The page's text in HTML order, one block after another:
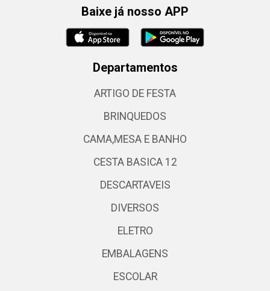
Baixe já nosso APP
Departamentos
ARTIGO DE FESTA
BRINQUEDOS
CAMA,MESA E BANHO
CESTA BASICA 12
DESCARTAVEIS
DIVERSOS
ELETRO
EMBALAGENS
ESCOLAR